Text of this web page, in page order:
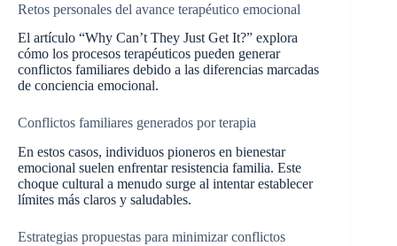
Retos personales del avance terapéutico emocional
El artículo “Why Can’t They Just Get It?” explora
cómo los procesos terapéuticos pueden generar
conflictos familiares debido a las diferencias marcadas
de conciencia emocional.
Conflictos familiares generados por terapia
En estos casos, individuos pioneros en bienestar
emocional suelen enfrentar resistencia familia. Este
choque cultural a menudo surge al intentar establecer
límites más claros y saludables.
Estrategias propuestas para minimizar conflictos